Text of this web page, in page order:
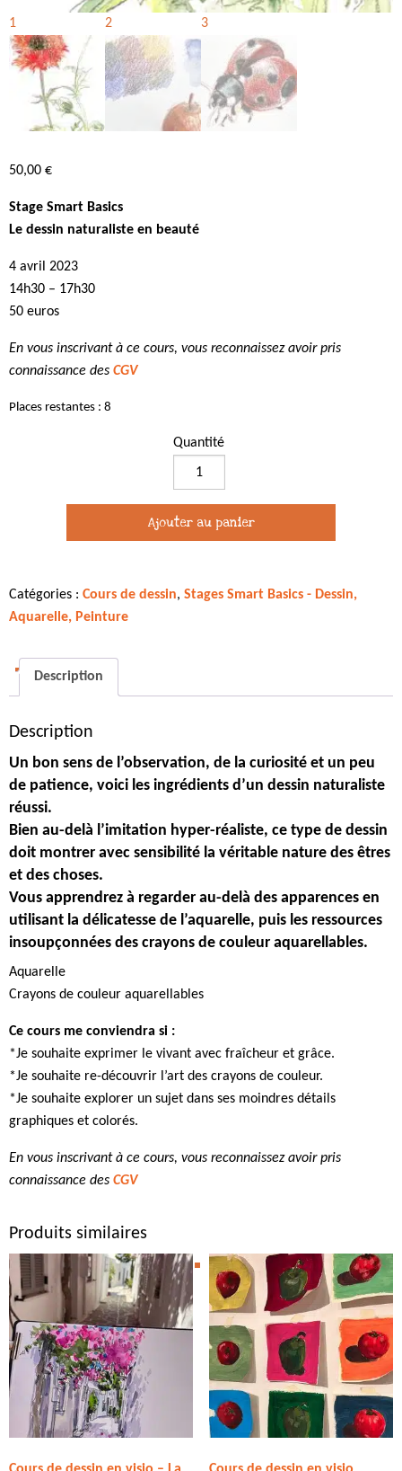
50,00 €
Stage Smart Basics
Le dessin naturaliste en beauté
4 avril 2023
14h30 – 17h30
50 euros
En vous inscrivant à ce cours, vous reconnaissez avoir pris
connaissance des CGV
Places restantes : 8
Quantité
quantité
de
Le
avril
2023
Ajouter au panier
Catégories : Cours de dessin, Stages Smart Basics - Dessin,
Aquarelle, Peinture
Description
Description
Un bon sens de l’observation, de la curiosité et un peu
de patience, voici les ingrédients d’un dessin naturaliste
réussi.
Bien au-delà l’imitation hyper-réaliste, ce type de dessin
doit montrer avec sensibilité la véritable nature des êtres
et des choses.
Vous apprendrez à regarder au-delà des apparences en
utilisant la délicatesse de l’aquarelle, puis les ressources
insoupçonnées des crayons de couleur aquarellables.
Aquarelle
Crayons de couleur aquarellables
Ce cours me conviendra si :
*Je souhaite exprimer le vivant avec fraîcheur et grâce.
*Je souhaite re-découvrir l’art des crayons de couleur.
*Je souhaite explorer un sujet dans ses moindres détails
graphiques et colorés.
En vous inscrivant à ce cours, vous reconnaissez avoir pris
connaissance des CGV
Produits similaires